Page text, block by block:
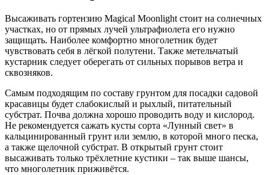
Высаживать гортензию Magical Moonlight стоит на солнечных
участках, но от прямых лучей ультрафиолета его нужно
защищать. Наиболее комфортно многолетник будет
чувствовать себя в лёгкой полутени. Также метельчатый
кустарник следует оберегать от сильных порывов ветра и
сквозняков.
Самым подходящим по составу грунтом для посадки садовой
красавицы будет слабокислый и рыхлый, питательный
субстрат. Почва должна хорошо проводить воду и кислород.
Не рекомендуется сажать кусты сорта «Лунный свет» в
кальцинированный грунт или землю, в которой много песка,
а также щелочной субстрат. В открытый грунт стоит
высаживать только трёхлетние кустики – так выше шансы,
что многолетник приживётся.